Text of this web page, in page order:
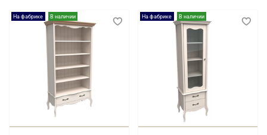
На фабрике В наличии На фабрике В наличии